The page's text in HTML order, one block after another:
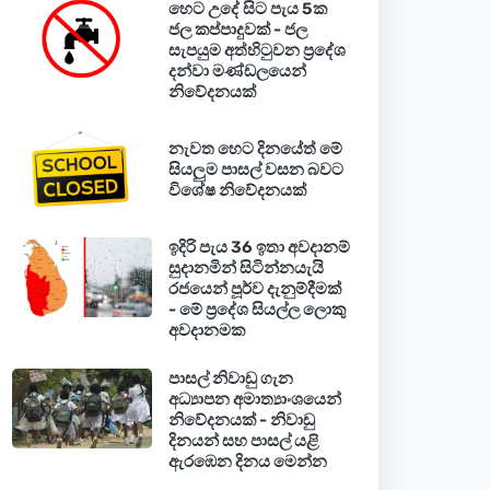
හෙට උදේ සිට පැය 5ක
ජල කප්පාදුවක් - ජල
සැපයුම අත්හිටුවන ප්‍රදේශ
දන්වා මණ්ඩලයෙන්
නිවේදනයක්
නැවත හෙට දිනයේත් මේ
සියලුම පාසල් වසන බවට
විශේෂ නිවේදනයක්
ඉදිරි පැය 36 ඉතා අවදානම්
සුදානමින් සිටින්නයැයි
රජයෙන් පූර්ව දැනුම්දීමක්
- මේ ප්‍රදේශ සියල්ල ලොකු
අවදානමක
පාසල් නිවාඩු ගැන
අධ්‍යාපන අමාත්‍යාංශයෙන්
නිවේදනයක් - නිවාඩු
දිනයන් සහ පාසල් යළි
ඇරඹෙන දිනය මෙන්න